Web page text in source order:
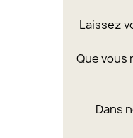
Laissez
Que
Dans